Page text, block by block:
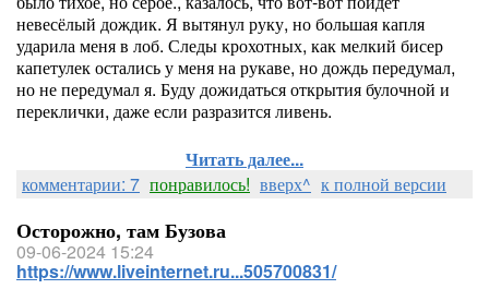
невесёлый дождик. Я вытянул руку, но большая капля
ударила меня в лоб. Следы крохотных, как мелкий бисер
капетулек остались у меня на рукаве, но дождь передумал,
но не передумал я. Буду дожидаться открытия булочной и
переклички, даже если разразится ливень.
Читать далее...
комментарии: 7 понравилось! вверх^ к полной версии
Осторожно, там Бузова
09-06-2024 15:24
https://www.liveinternet.ru...505700831/